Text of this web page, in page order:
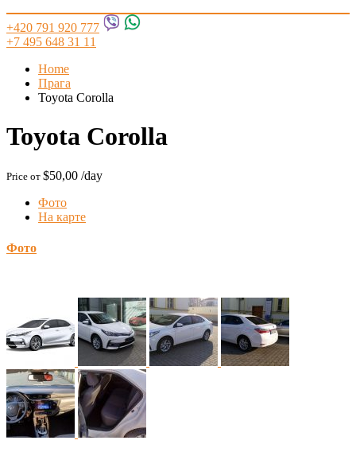
+420 791 920 777
+7 495 648 31 11
Home
Прага
Toyota Corolla
Toyota Corolla
Price от $50,00 /day
Фото
На карте
Фото